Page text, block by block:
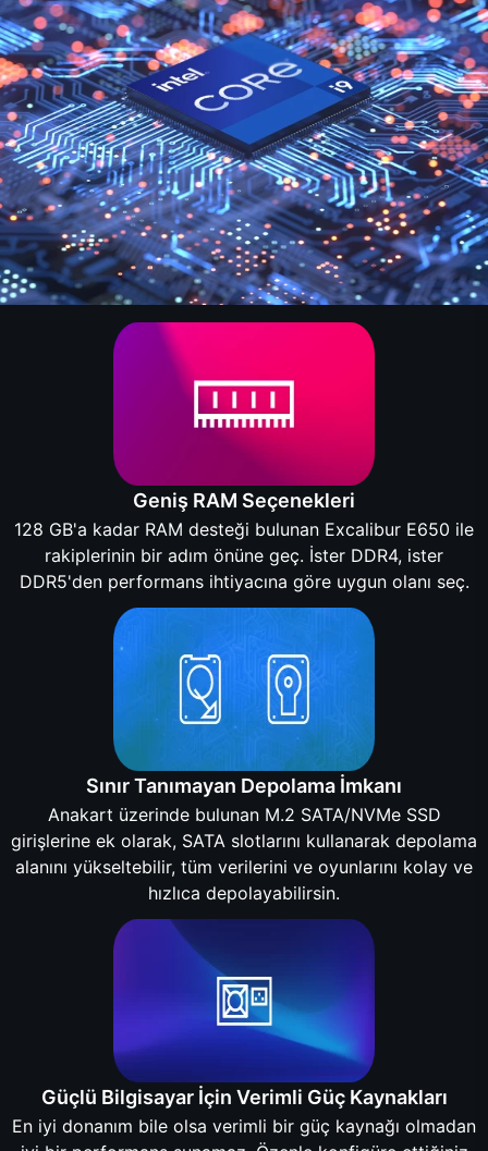
Geniş RAM Seçenekleri
128 GB'a kadar RAM desteği bulunan Excalibur E650 ile
rakiplerinin bir adım önüne geç. İster DDR4, ister
DDR5'den performans ihtiyacına göre uygun olanı seç.
Sınır Tanımayan Depolama İmkanı
Anakart üzerinde bulunan M.2 SATA/NVMe SSD
girişlerine ek olarak, SATA slotlarını kullanarak depolama
alanını yükseltebilir, tüm verilerini ve oyunlarını kolay ve
hızlıca depolayabilirsin.
Güçlü Bilgisayar İçin Verimli Güç Kaynakları
En iyi donanım bile olsa verimli bir güç kaynağı olmadan